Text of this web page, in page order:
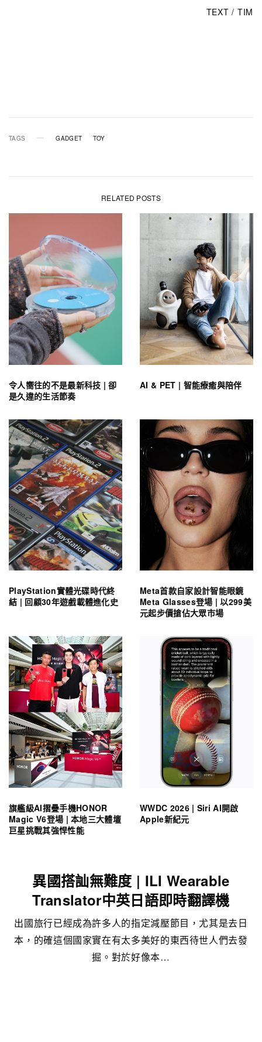
TEXT / TIM
TAGS GADGET TOY
RELATED POSTS
令人嚮往的不是最新科技 | 卻
是久違的生活節奏
AI & PET | 智能療癒與陪伴
PlayStation實體光碟時代終
結 | 回顧30年遊戲載體進化史
Meta首款自家設計智能眼鏡
Meta Glasses登場 | 以299美
元起步價搶佔大眾市場
旗艦級AI摺疊手機HONOR
Magic V6登場 | 本地三大體壇
巨星挑戰其強悍性能
WWDC 2026 | Siri AI開啟
Apple新紀元
異國搭訕無難度 | ILI Wearable
Translator中英日語即時翻譯機
出國旅行已經成為許多人的指定減壓節目，尤其是去日
本，的確這個國家實在有太多美好的東西待世人們去發
掘。對於好像本…